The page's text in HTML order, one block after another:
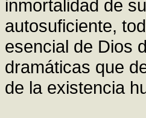
inmortalidad de
autosuficiente,
esencial de Dios
dramáticas que
de la existencia